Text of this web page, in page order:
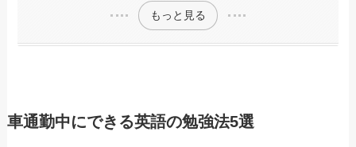
もっと見る
車通勤中にできる英語の勉強法5選